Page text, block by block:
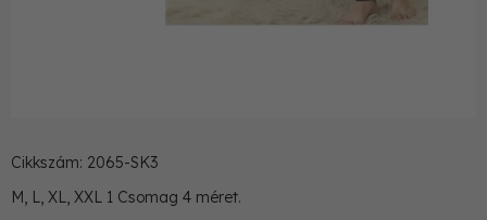
Cikkszám: 2065-SK3
M, L, XL, XXL 1 Csomag 4 méret.